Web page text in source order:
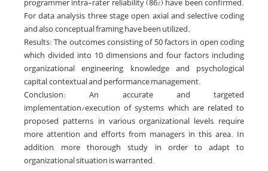
For data analysis, three stage open, axial and selective coding
and also, conceptual framing have been utilized.
Results: The outcomes consisting of 50 factors in open coding
which divided into 10 dimensions and four factors including
organizational engineering, knowledge and psychological
capital, contextual and performance management.
Conclusion: An accurate and targeted
implementation/execution of systems which are related to
proposed patterns, in various organizational levels, require
more attention and efforts from managers in this area. In
addition, more thorough study in order to adapt to
organizational situation is warranted.